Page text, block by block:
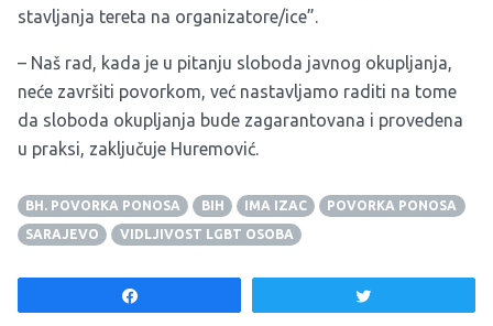
stavljanja tereta na organizatore/ice”.
– Naš rad, kada je u pitanju sloboda javnog okupljanja,
neće završiti povorkom, već nastavljamo raditi na tome
da sloboda okupljanja bude zagarantovana i provedena
u praksi, zaključuje Huremović.
BH. POVORKA PONOSA BIH IMA IZAC
POVORKA PONOSA
SARAJEVO
VIDLJIVOST LGBT OSOBA